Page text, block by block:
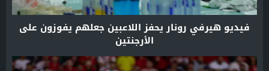
فيديو هيرفي رونار يحفز اللاعبين جعلهم يفوزون على
الأرجنتين